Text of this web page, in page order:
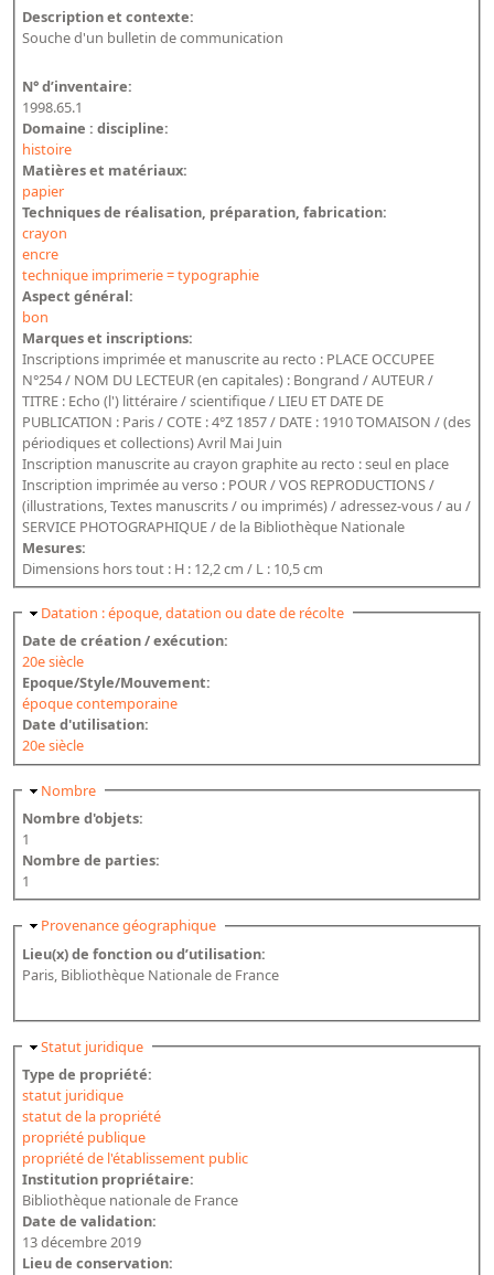
Faire une suggestion de recherche
Description et contexte:
Souche d'un bulletin de communication
N° d’inventaire:
1998.65.1
Domaine : discipline:
histoire
Matières et matériaux:
papier
Techniques de réalisation, préparation, fabrication:
crayon
encre
technique imprimerie = typographie
Aspect général:
bon
Marques et inscriptions:
Inscriptions imprimée et manuscrite au recto : PLACE OCCUPEE
N°254 / NOM DU LECTEUR (en capitales) : Bongrand / AUTEUR /
TITRE : Echo (l') littéraire / scientifique / LIEU ET DATE DE
PUBLICATION : Paris / COTE : 4°Z 1857 / DATE : 1910 TOMAISON / (des
périodiques et collections) Avril Mai Juin
Inscription manuscrite au crayon graphite au recto : seul en place
Inscription imprimée au verso : POUR / VOS REPRODUCTIONS /
(illustrations, Textes manuscrits / ou imprimés) / adressez-vous / au /
SERVICE PHOTOGRAPHIQUE / de la Bibliothèque Nationale
Mesures:
Dimensions hors tout : H : 12,2 cm / L : 10,5 cm
Masquer
Datation : époque, datation ou date de récolte
Date de création / exécution:
20e siècle
Epoque/Style/Mouvement:
époque contemporaine
Date d'utilisation:
20e siècle
Masquer
Nombre
Nombre d'objets:
1
Nombre de parties:
1
Masquer
Provenance géographique
Lieu(x) de fonction ou d’utilisation:
Paris, Bibliothèque Nationale de France
Masquer
Statut juridique
Type de propriété:
statut juridique
statut de la propriété
propriété publique
propriété de l'établissement public
Institution propriétaire:
Bibliothèque nationale de France
Date de validation:
13 décembre 2019
Lieu de conservation: